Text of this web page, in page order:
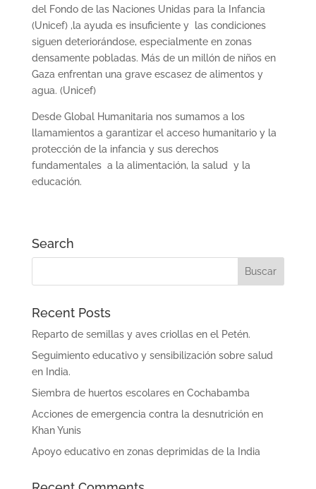
del Fondo de las Naciones Unidas para la Infancia
(Unicef) ,la ayuda es insuficiente y las condiciones
siguen deteriorándose, especialmente en zonas
densamente pobladas. Más de un millón de niños en
Gaza enfrentan una grave escasez de alimentos y
agua. (Unicef)
Desde Global Humanitaria nos sumamos a los
llamamientos a garantizar el acceso humanitario y la
protección de la infancia y sus derechos
fundamentales a la alimentación, la salud y la
educación.
Search
Recent Posts
Reparto de semillas y aves criollas en el Petén.
Seguimiento educativo y sensibilización sobre salud
en India.
Siembra de huertos escolares en Cochabamba
Acciones de emergencia contra la desnutrición en
Khan Yunis
Apoyo educativo en zonas deprimidas de la India